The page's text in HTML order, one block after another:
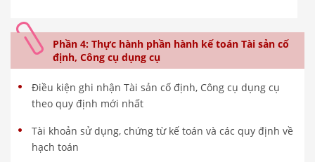
Phần 4: Thực hành phần hành kế toán Tài sản cố
định, Công cụ dụng cụ
Điều kiện ghi nhận Tài sản cố định, Công cụ dụng cụ
theo quy định mới nhất
Tài khoản sử dụng, chứng từ kế toán và các quy định về
hạch toán